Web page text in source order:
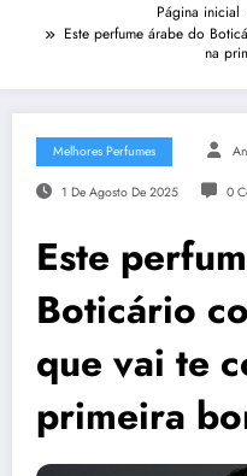
Página inicial
Este perfume árabe do
na
Melhores Perfumes
1 De Agosto De 2025 0
Este
Boticário
que vai te
primeira